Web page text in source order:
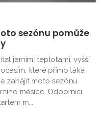
sezónu pomůže
jarními teplotami, vyšší
které přímo láká
zahájit moto sezónu
měsíce. Odborníci
m...